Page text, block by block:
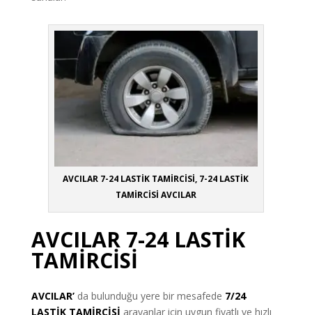
AVCILAR 7-24 LASTİK TAMİRCİSİ, 7-24 LASTİK
TAMİRCİSİ AVCILAR
AVCILAR 7-24 LASTİK
TAMİRCİSİ
AVCILAR’da bulunduğu yere bir mesafede 7/24
LASTİK TAMİRCİSİ arayanlar için uygun fiyatlı ve hızlı